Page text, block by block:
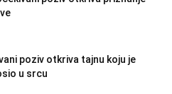
poziv otkriva tajnu koju je
u srcu